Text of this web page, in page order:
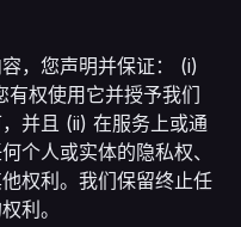
，您声明并保证： (i)
权使用它并授予我们
并且 (ii) 在服务上或通
个人或实体的隐私权、
权利。我们保留终止任
利。